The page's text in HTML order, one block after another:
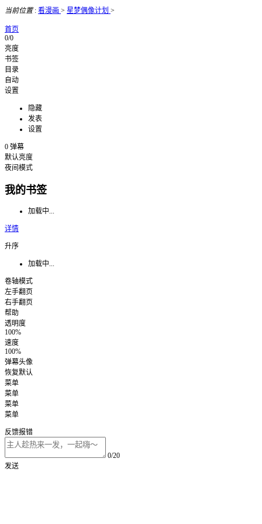
当前位置: 看漫画 > 星梦偶像计划 >
首页
0/0
亮度
书签
目录
自动
设置
隐藏
发表
设置
0 弹幕
默认亮度
夜间模式
我的书签
加载中...
详情
升序
加载中...
卷轴模式
左手翻页
右手翻页
帮助
透明度
100%
速度
100%
弹幕头像
恢复默认
菜单
菜单
菜单
菜单
反馈报错
0/20
发送